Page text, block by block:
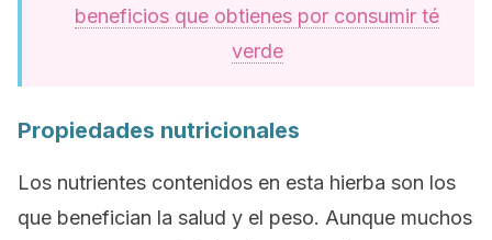
beneficios que obtienes por consumir té
verde
Propiedades nutricionales
Los nutrientes contenidos en esta hierba son los
que benefician la salud y el peso. Aunque muchos